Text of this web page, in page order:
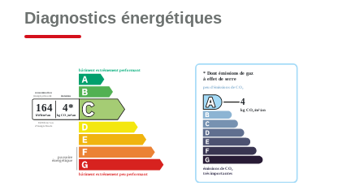
Diagnostics énergétiques